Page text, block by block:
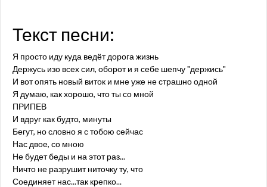
Текст песни:
Я просто иду куда ведёт дорога жизнь
Держусь изо всех сил, оборот и я себе шепчу "держись"
И вот опять новый виток и мне уже не страшно одной
Я думаю, как хорошо, что ты со мной
ПРИПЕВ
И вдруг как будто, минуты
Бегут, но словно я с тобою сейчас
Нас двое, со мною
Не будет беды и на этот раз...
Ничто не разрушит ниточку ту, что
Соединяет нас...так крепко...